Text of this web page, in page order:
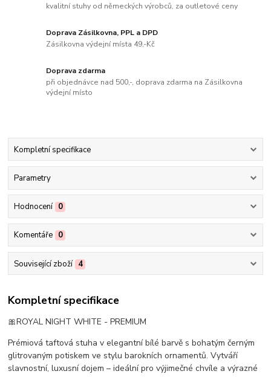
kvalitní stuhy od německých výrobců, za outletové ceny
Doprava Zásilkovna, PPL a DPD
Zásilkovna výdejní místa 49,-Kč
Doprava zdarma
při objednávce nad 500,-, doprava zdarma na Zásilkovna
výdejní místo
Kompletní specifikace
Parametry
Hodnocení 0
Komentáře 0
Související zboží 4
Kompletní specifikace
🎀ROYAL NIGHT WHITE - PREMIUM
Prémiová taftová stuha v elegantní bílé barvě s bohatým černým
glitrovaným potiskem ve stylu barokních ornamentů. Vytváří
slavnostní, luxusní dojem – ideální pro výjimečné chvíle a výrazné